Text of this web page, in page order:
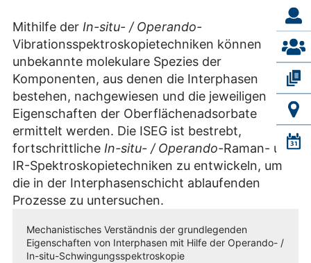
Mithilfe der In-situ- / Operando-
Vibrationsspektroskopietechniken können
unbekannte molekulare Spezies der
Komponenten, aus denen die Interphasen
bestehen, nachgewiesen und die jeweiligen
Eigenschaften der Oberflächenadsorbate
ermittelt werden. Die ISEG ist bestrebt,
fortschrittliche In-situ- / Operando-Raman- und
IR-Spektroskopietechniken zu entwickeln, um
die in der Interphasenschicht ablaufenden
Prozesse zu untersuchen.
Mechanistisches Verständnis der grundlegenden
Eigenschaften von Interphasen mit Hilfe der Operando- /
In-situ-Schwingungsspektroskopie